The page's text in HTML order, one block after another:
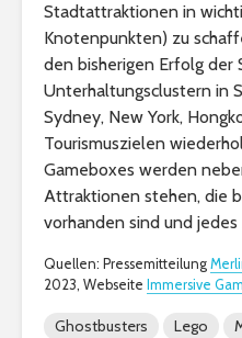
Stadtattraktionen in
Knotenpunkten) zu
den bisherigen Erfolg der
Unterhaltungsclustern in
Sydney, New York,
Tourismuszielen
Gameboxes werden
Attraktionen stehen, die
vorhanden sind und
Quellen: Pressemitteilung
2023, Webseite Immersive
Ghostbusters Lego